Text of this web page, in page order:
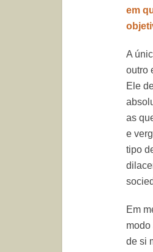
em
A
outro
Ele
as
e
tipo
Em
de si